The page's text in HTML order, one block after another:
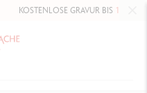
KOSTENLOSE GRAVUR BIS10. MAI